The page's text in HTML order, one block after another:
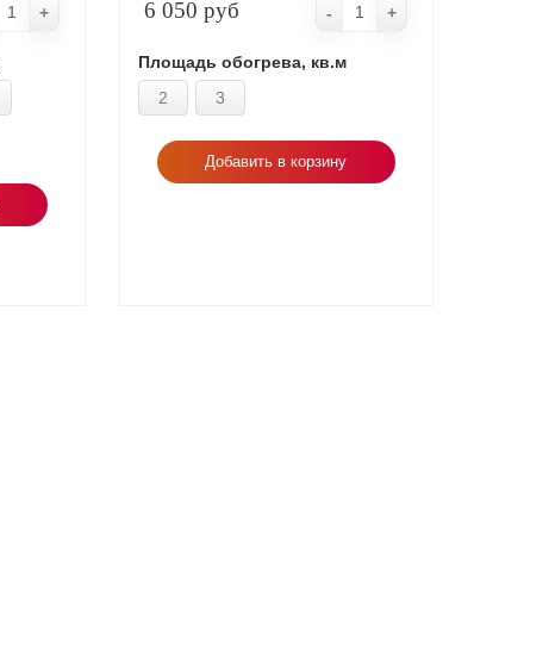
+ 6 050 руб
Площадь обогрева, кв.м
2
3
- +
Добавить в корзину